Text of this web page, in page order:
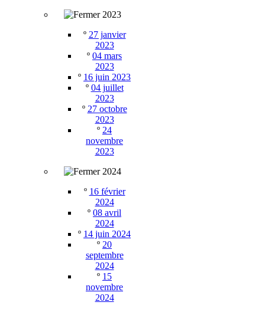
2023
º 27 janvier
2023
º 04 mars
2023
º 16 juin 2023
º 04 juillet
2023
º 27 octobre
2023
º 24
novembre
2023
2024
º 16 février
2024
º 08 avril
2024
º 14 juin 2024
º 20
septembre
2024
º 15
novembre
2024